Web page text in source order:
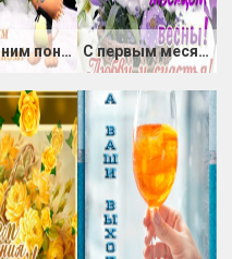
С весенним понедельником С первым месяцем весны